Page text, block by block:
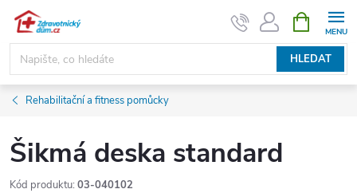
Přejít
obsah
HLEDAT
NÁKUPNÍ
KOŠÍK
Rehabilitační a fitness pomůcky
Šikmá deska standard
Kód produktu: 03-040102